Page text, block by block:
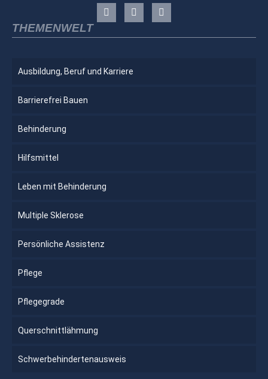
THEMENWELT
Ausbildung, Beruf und Karriere
Barrierefrei Bauen
Behinderung
Hilfsmittel
Leben mit Behinderung
Multiple Sklerose
Persönliche Assistenz
Pflege
Pflegegrade
Querschnittlähmung
Schwerbehindertenausweis